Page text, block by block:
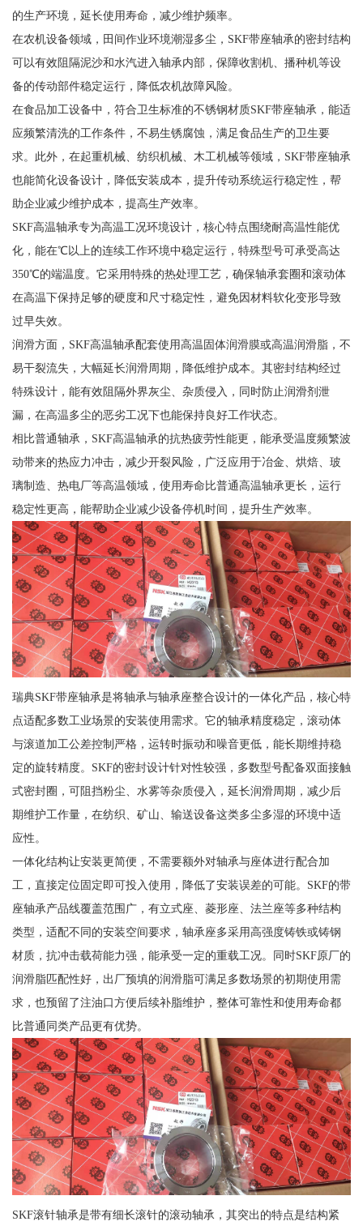
的生产环境，延长使用寿命，减少维护频率。
在农机设备领域，田间作业环境潮湿多尘，SKF带座轴承的密封结构
可以有效阻隔泥沙和水汽进入轴承内部，保障收割机、播种机等设
备的传动部件稳定运行，降低农机故障风险。
在食品加工设备中，符合卫生标准的不锈钢材质SKF带座轴承，能适
应频繁清洗的工作条件，不易生锈腐蚀，满足食品生产的卫生要
求。此外，在起重机械、纺织机械、木工机械等领域，SKF带座轴承
也能简化设备设计，降低安装成本，提升传动系统运行稳定性，帮
助企业减少维护成本，提高生产效率。
SKF高温轴承专为高温工况环境设计，核心特点围绕耐高温性能优
化，能在℃以上的连续工作环境中稳定运行，特殊型号可承受高达
350℃的端温度。它采用特殊的热处理工艺，确保轴承套圈和滚动体
在高温下保持足够的硬度和尺寸稳定性，避免因材料软化变形导致
过早失效。
润滑方面，SKF高温轴承配套使用高温固体润滑膜或高温润滑脂，不
易干裂流失，大幅延长润滑周期，降低维护成本。其密封结构经过
特殊设计，能有效阻隔外界灰尘、杂质侵入，同时防止润滑剂泄
漏，在高温多尘的恶劣工况下也能保持良好工作状态。
相比普通轴承，SKF高温轴承的抗热疲劳性能更，能承受温度频繁波
动带来的热应力冲击，减少开裂风险，广泛应用于冶金、烘焙、玻
璃制造、热电厂等高温领域，使用寿命比普通高温轴承更长，运行
稳定性更高，能帮助企业减少设备停机时间，提升生产效率。
瑞典SKF带座轴承是将轴承与轴承座整合设计的一体化产品，核心特
点适配多数工业场景的安装使用需求。它的轴承精度稳定，滚动体
与滚道加工公差控制严格，运转时振动和噪音更低，能长期维持稳
定的旋转精度。SKF的密封设计针对性较强，多数型号配备双面接触
式密封圈，可阻挡粉尘、水雾等杂质侵入，延长润滑周期，减少后
期维护工作量，在纺织、矿山、输送设备这类多尘多湿的环境中适
应性。
一体化结构让安装更简便，不需要额外对轴承与座体进行配合加
工，直接定位固定即可投入使用，降低了安装误差的可能。SKF的带
座轴承产品线覆盖范围广，有立式座、菱形座、法兰座等多种结构
类型，适配不同的安装空间要求，轴承座多采用高强度铸铁或铸钢
材质，抗冲击载荷能力强，能承受一定的重载工况。同时SKF原厂的
润滑脂匹配性好，出厂预填的润滑脂可满足多数场景的初期使用需
求，也预留了注油口方便后续补脂维护，整体可靠性和使用寿命都
比普通同类产品更有优势。
SKF滚针轴承是带有细长滚针的滚动轴承，其突出的特点是结构紧